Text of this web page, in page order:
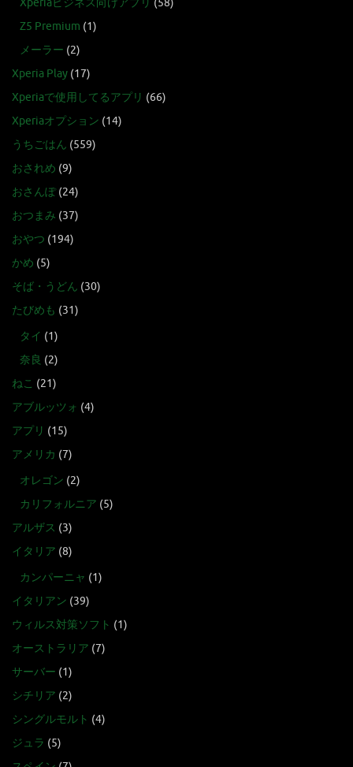
Z5 Premium (1)
メーラー (2)
Xperia Play (17)
Xperiaで使用してるアプリ (66)
Xperiaオプション (14)
うちごはん (559)
おされめ (9)
おさんぽ(24)
おつまみ (37)
おやつ (194)
かめ (5)
そば・うどん (30)
たびめも (31)
タイ (1)
奈良 (2)
ねこ (21)
アブルッツォ (4)
アプリ (15)
アメリカ (7)
オレゴン (2)
カリフォルニア (5)
アルザス (3)
イタリア (8)
カンパーニャ (1)
イタリアン (39)
ウィルス対策ソフト (1)
オーストラリア (7)
サーバー (1)
シチリア (2)
シングルモルト (4)
ジュラ (5)